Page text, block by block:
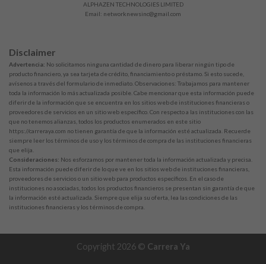
ALPHAZEN TECHNOLOGIES LIMITED
Email: networknewsinc@gmail.com
Disclaimer
Advertencia: No solicitamos ninguna cantidad de dinero para liberar ningún tipo de
producto financiero, ya sea tarjeta de crédito, financiamiento o préstamo. Si esto sucede,
avísenos a través del formulario de inmediato. Observaciones: Trabajamos para mantener
toda la información lo más actualizada posible. Cabe mencionar que esta información puede
diferir de la información que se encuentra en los sitios web de instituciones financieras o
proveedores de servicios en un sitio web específico. Con respecto a las instituciones con las
que no tenemos alianzas, todos los productos enumerados en este sitio
https://carreraya.com no tienen garantía de que la información esté actualizada. Recuerde
siempre leer los términos de uso y los términos de compra de las instituciones financieras
que elija.
Consideraciones: Nos esforzamos por mantener toda la información actualizada y precisa.
Esta información puede diferir de lo que ve en los sitios web de instituciones financieras,
proveedores de servicios o un sitio web para productos específicos. En el caso de
instituciones no asociadas, todos los productos financieros se presentan sin garantía de que
la información esté actualizada. Siempre que elija su oferta, lea las condiciones de las
instituciones financieras y los términos de compra.
Copyright 2026 © Carrera Ya